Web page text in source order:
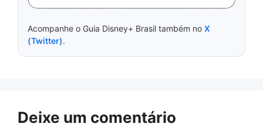
Acompanhe o Guia Disney+ Brasil também no X
(Twitter).
Deixe um comentário